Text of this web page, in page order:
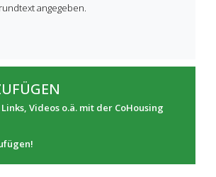
angegeben.
Videos o.ä. mit der CoHousing